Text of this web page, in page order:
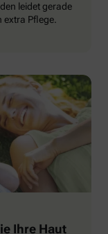
leidet gerade
extra Pflege.
Ihre Haut